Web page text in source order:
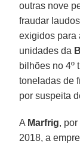
outras nove
fraudar
exigidos para
unidades da
bilhões no 4º
toneladas de
por suspeita
A Marfrig,
2018, a